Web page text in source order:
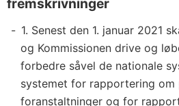
fremskrivninger
1. Senest den 1. januar 2021
og Kommissionen drive og
forbedre såvel de nationale
systemet for rapportering
foranstaltninger og for